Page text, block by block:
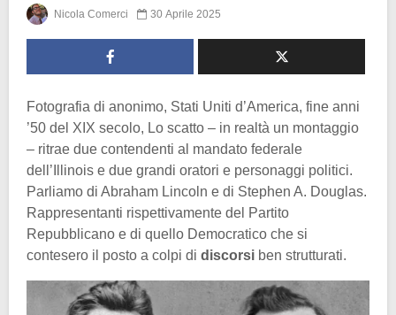
Nicola Comerci 30 Aprile 2025
Fotografia di anonimo, Stati Uniti d’America, fine anni
’50 del XIX secolo, Lo scatto – in realtà un montaggio
– ritrae due contendenti al mandato federale
dell’Illinois e due grandi oratori e personaggi politici.
Parliamo di Abraham Lincoln e di Stephen A. Douglas.
Rappresentanti rispettivamente del Partito
Repubblicano e di quello Democratico che si
contesero il posto a colpi di discorsi ben strutturati.